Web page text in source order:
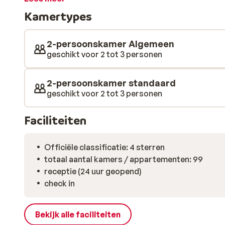
het dinerbuffet kun je kiezen uit allerlei heerlijks.
het je tijdens je vakantie aan niets zal ontbreken.
Kamertypes
2-persoonskamer Algemeen
geschikt voor 2 tot 3 personen
2-persoonskamer standaard
geschikt voor 2 tot 3 personen
Faciliteiten
Officiële classificatie: 4 sterren
totaal aantal kamers / appartementen: 99
receptie (24 uur geopend)
check in
Bekijk alle faciliteiten